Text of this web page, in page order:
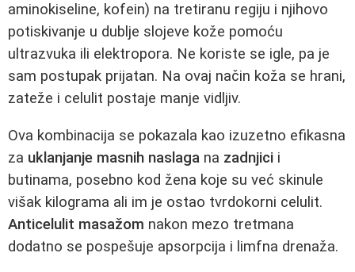
aminokiseline, kofein) na tretiranu regiju i njihovo
potiskivanje u dublje slojeve kože pomoću
ultrazvuka ili elektropora. Ne koriste se igle, pa je
sam postupak prijatan. Na ovaj način koža se hrani,
zateže i celulit postaje manje vidljiv.
Ova kombinacija se pokazala kao izuzetno efikasna
za uklanjanje masnih naslaga na zadnjici i
butinama, posebno kod žena koje su već skinule
višak kilograma ali im je ostao tvrdokorni celulit.
Anticelulit masažom nakon mezo tretmana
dodatno se pospešuje apsorpcija i limfna drenaža.